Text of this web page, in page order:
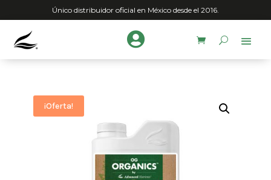
Único distribuidor oficial en México desde el 2016.

¡Oferta!